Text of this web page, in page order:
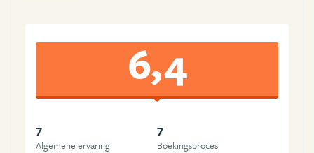
6,4
7
Algemene ervaring
7
Boekingsproces